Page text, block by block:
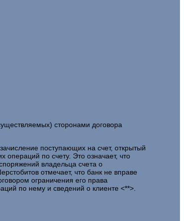
сторонами договора
поступающих на счет, открытый
операций по счету. Это означает, что
владельца счета о
отмечает, что банк не вправе
ограничения его права
по нему и сведений о клиенте <**>.